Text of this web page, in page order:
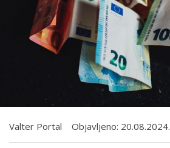
Valter Portal Objavljeno: 20.08.2024.